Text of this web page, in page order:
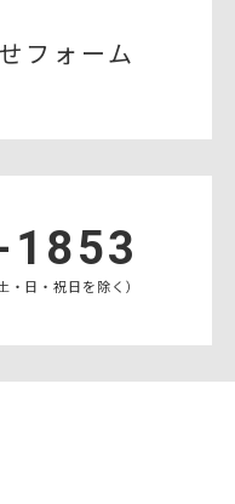
フォーム
・日・祝日を除く）